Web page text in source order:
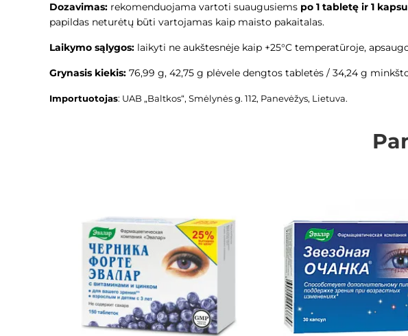
Dozavimas: rekomenduojama vartoti suaugusiems po 1 tabletę ir 1
papildas neturėtų būti vartojamas kaip maisto pakaitalas.
Laikymo sąlygos: laikyti ne aukštesnėje kaip +25°C temperatūroje,
Grynasis kiekis: 76,99 g, 42,75 g plėvele dengtos tabletės / 34,24 g
Importuotojas: UAB „Baltkos“, Smėlynės g. 112, Panevėžys, Lietuva.